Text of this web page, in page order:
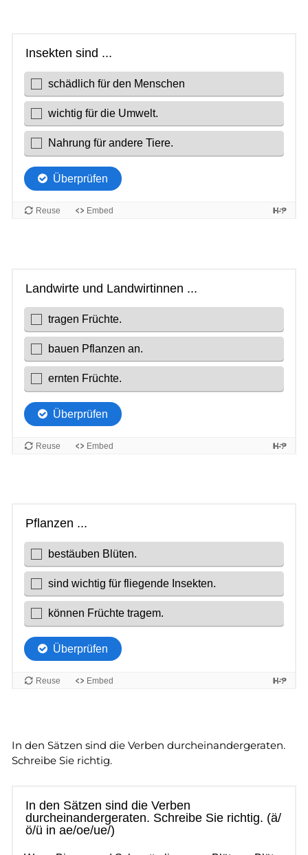
In den Sätzen sind die Verben durcheinandergeraten.
Schreibe Sie richtig.